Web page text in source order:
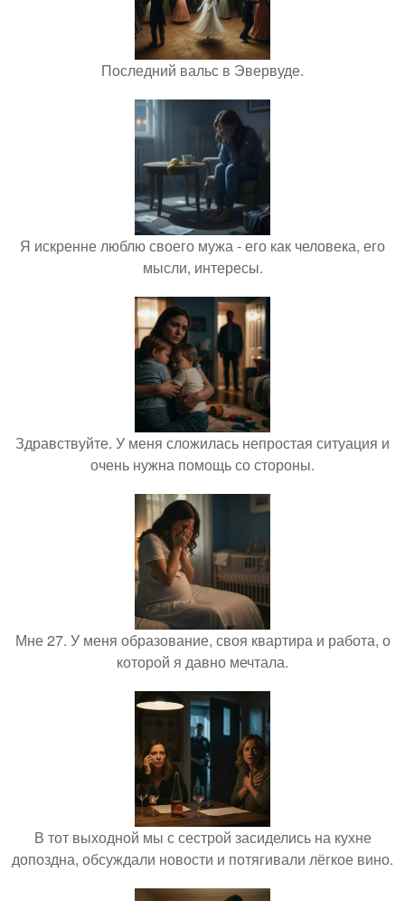
Последний вальс в Эвервуде.
Я искренне люблю своего мужа - его как человека, его
мысли, интересы.
Здравствуйте. У меня сложилась непростая ситуация и
очень нужна помощь со стороны.
Мне 27. У меня образование, своя квартира и работа, о
которой я давно мечтала.
В тот выходной мы с сестрой засиделись на кухне
допоздна, обсуждали новости и потягивали лёгкое вино.